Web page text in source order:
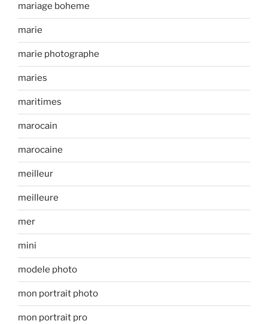
mariage boheme
marie
marie photographe
maries
maritimes
marocain
marocaine
meilleur
meilleure
mer
mini
modele photo
mon portrait photo
mon portrait pro